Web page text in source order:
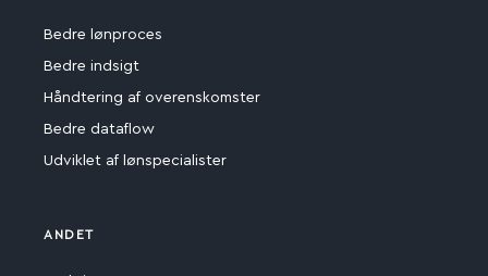
Bedre lønproces
Bedre indsigt
Håndtering af overenskomster
Bedre dataflow
Udviklet af lønspecialister
ANDET